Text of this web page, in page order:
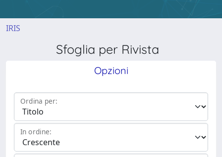
IRIS
Sfoglia per Rivista
Opzioni
Ordina per:
In ordine: